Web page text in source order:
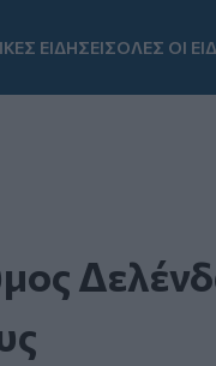
ΕΙΔΗΣΕΙΣΟΛΕΣ ΟΙ